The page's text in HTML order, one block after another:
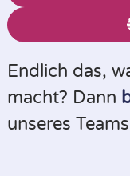
Endlich das,
macht? Dann
unseres